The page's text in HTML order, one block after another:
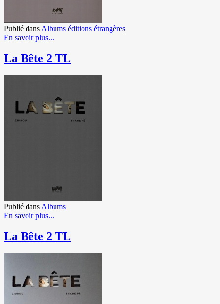
Publié dans Albums éditions étrangères
En savoir plus...
La Bête 2 TL
Publié dans Albums
En savoir plus...
La Bête 2 TL